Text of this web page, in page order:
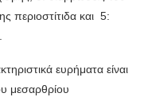
περιοστίτιδα και 5:
ευρήματα είναι
μεσαρθρίου